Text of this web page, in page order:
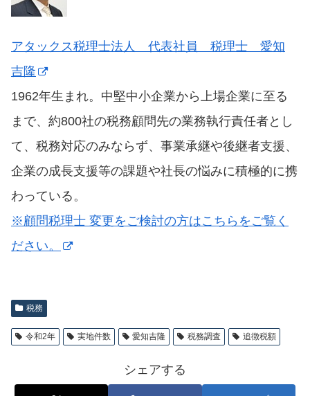
アタックス税理士法人 代表社員 税理士 愛知
吉隆
1962年生まれ。中堅中小企業から上場企業に至る
まで、約800社の税務顧問先の業務執行責任者とし
て、税務対応のみならず、事業承継や後継者支援、
企業の成長支援等の課題や社長の悩みに積極的に携
わっている。
※顧問税理士 変更をご検討の方はこちらをご覧く
ださい。
税務
令和2年 実地件数 愛知吉隆 税務調査 追徴税額
シェアする